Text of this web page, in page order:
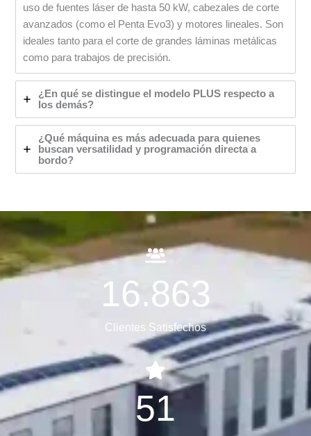
uso de fuentes láser de hasta 50 kW, cabezales de corte
avanzados (como el Penta Evo3) y motores lineales. Son
ideales tanto para el corte de grandes láminas metálicas
como para trabajos de precisión.
¿En qué se distingue el modelo PLUS respecto a
los demás?
¿Qué máquina es más adecuada para quienes
buscan versatilidad y programación directa a
bordo?
16.863
Clientes Satisfechos
51